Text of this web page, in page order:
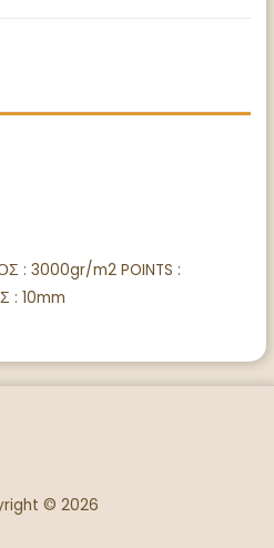
: 3000gr/m2 POINTS :
10mm
© 2026